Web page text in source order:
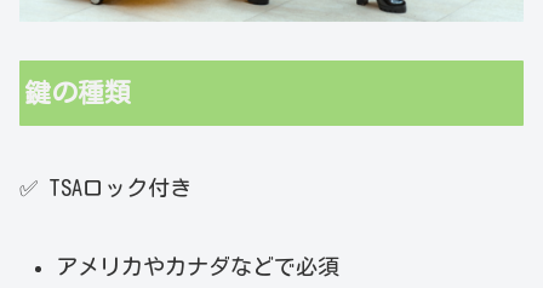
鍵の種類
✅ TSAロック付き
アメリカやカナダなどで必須